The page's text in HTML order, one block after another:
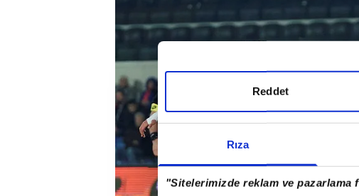
Rıza
"Sitelerimizde reklam ve pazarlama
Reddet